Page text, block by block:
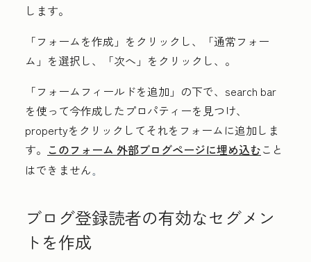
します。
「フォームを作成」をクリックし、
「通常フォー
ム」を選択し、
「次へ」をクリックし、 。
「フォームフィールドを追加」 の下で、 search bar
を使って今作成したプロパティーを見つけ、
propertyをクリックしてそれをフォームに追加しま
す。 このフォーム 外部ブログページに埋め込むこと
はできません。
ブログ登録読者の有効なセグメン
トを作成